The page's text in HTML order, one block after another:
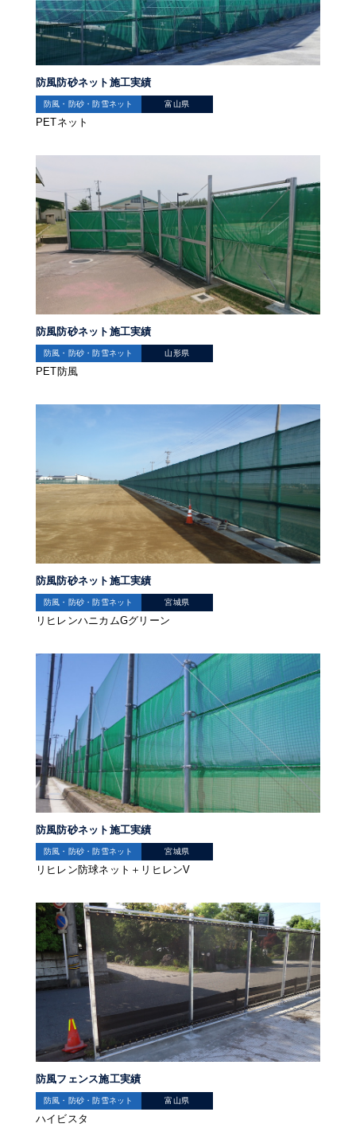
防風防砂ネット施工実績
防風・防砂・防雪ネット 富山県
PETネット
防風防砂ネット施工実績
防風・防砂・防雪ネット 山形県
PET防風
防風防砂ネット施工実績
防風・防砂・防雪ネット 宮城県
リヒレンハニカムGグリーン
防風防砂ネット施工実績
防風・防砂・防雪ネット 宮城県
リヒレン防球ネット＋リヒレンV
防風フェンス施工実績
防風・防砂・防雪ネット 富山県
ハイビスタ